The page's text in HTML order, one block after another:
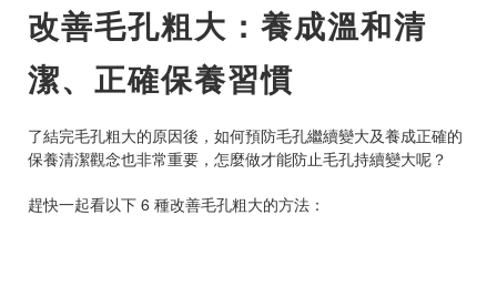
改善毛孔粗大：養成溫和清
潔、正確保養習慣
了結完毛孔粗大的原因後，如何預防毛孔繼續變大及養成正確的
保養清潔觀念也非常重要，怎麼做才能防止毛孔持續變大呢？
趕快一起看以下 6 種改善毛孔粗大的方法：